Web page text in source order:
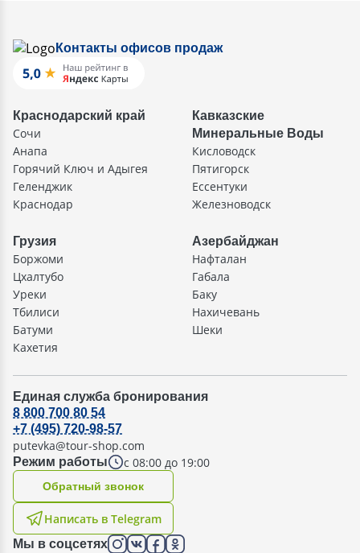
Контакты офисов продаж
Краснодарский край
Сочи
Анапа
Горячий Ключ и Адыгея
Геленджик
Краснодар
Кавказские
Минеральные Воды
Кисловодск
Пятигорск
Ессентуки
Железноводск
Грузия
Боржоми
Цхалтубо
Уреки
Тбилиси
Батуми
Кахетия
Азербайджан
Нафталан
Габала
Баку
Нахичевань
Шеки
Единая служба бронирования
Режим работы с 08:00 до 19:00
8 800 700 80 54
+7 (495) 720-98-57
putevka@tour-shop.com
Написать в Telegram
Oбратный звонок
Мы в соцсетях